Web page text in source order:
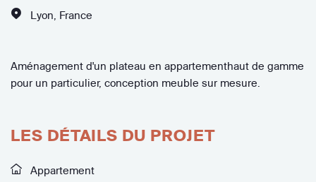
Lyon France
Aménagement d'un plateau en appartementhaut de gamme
pour un particulier, conception meuble sur mesure.
LES DÉTAILS DU PROJET
Appartement